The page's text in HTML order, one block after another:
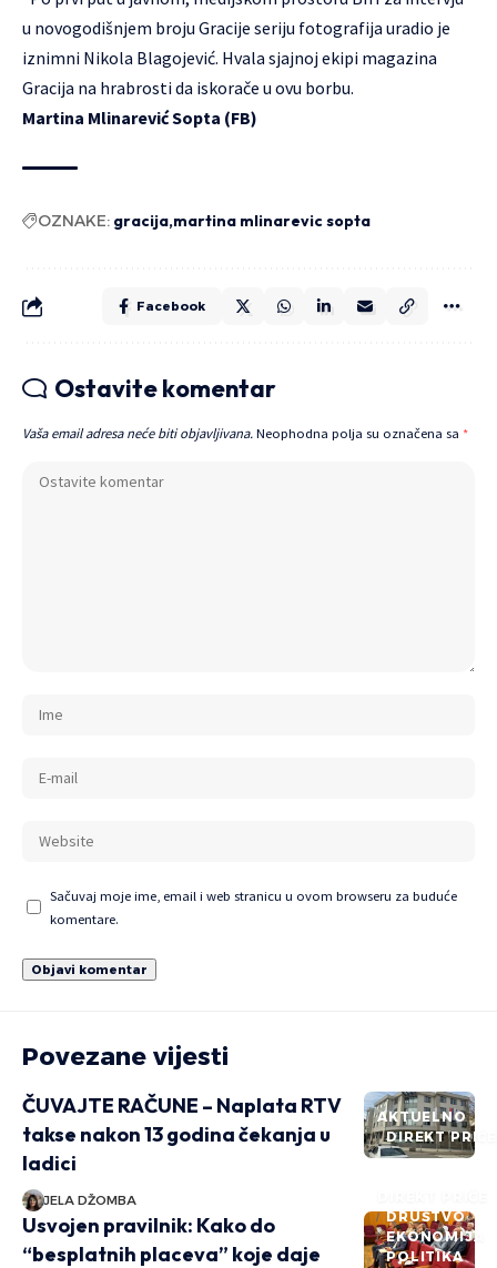
u novogodišnjem broju Gracije seriju fotografija uradio je
iznimni Nikola Blagojević. Hvala sjajnoj ekipi magazina
Gracija na hrabrosti da iskorače u ovu borbu.
Martina Mlinarević Sopta (FB)
OZNAKE: gracija martina mlinarevic sopta
Facebook
Ostavite komentar
Vaša email adresa neće biti objavljivana. Neophodna polja su označena sa *
Sačuvaj moje ime, email i web stranicu u ovom browseru za buduće
komentare.
Povezane vijesti
AKTUELNO
DIREKT PRIČE
ČUVAJTE RAČUNE – Naplata RTV
takse nakon 13 godina čekanja u
ladici
JELA DŽOMBA
DRUŠTVO
EKONOMIJA
POLITIKA
Usvojen pravilnik: Kako do
“besplatnih placeva” koje daje